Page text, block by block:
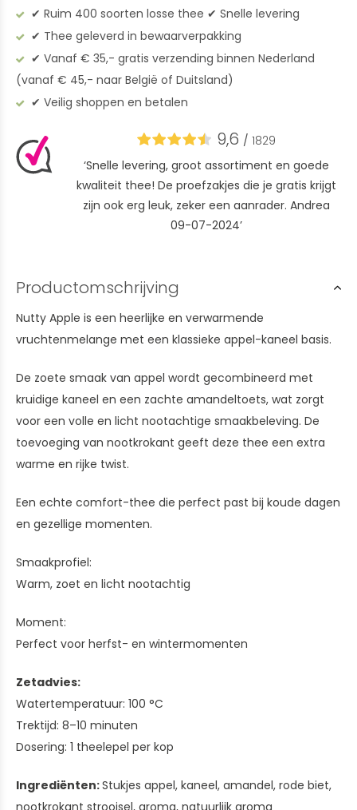
✔︎ Ruim 400 soorten losse thee ✔︎ Snelle levering
✔︎ Thee geleverd in bewaarverpakking
✔︎ Vanaf € 35,- gratis verzending binnen Nederland
(vanaf € 45,- naar België of Duitsland)
✔︎ Veilig shoppen en betalen
9,6 / 1829
‘Snelle levering, groot assortiment en goede
kwaliteit thee! De proefzakjes die je gratis krijgt
zijn ook erg leuk, zeker een aanrader. Andrea
09-07-2024’
Productomschrijving
Nutty Apple is een heerlijke en verwarmende
vruchtenmelange met een klassieke appel-kaneel basis.
De zoete smaak van appel wordt gecombineerd met
kruidige kaneel en een zachte amandeltoets, wat zorgt
voor een volle en licht nootachtige smaakbeleving. De
toevoeging van nootkrokant geeft deze thee een extra
warme en rijke twist.
Een echte comfort-thee die perfect past bij koude dagen
en gezellige momenten.
Smaakprofiel:
Warm, zoet en licht nootachtig
Moment:
Perfect voor herfst- en wintermomenten
Zetadvies:
Watertemperatuur: 100 °C
Trektijd: 8–10 minuten
Dosering: 1 theelepel per kop
Ingrediënten:Stukjes appel, kaneel, amandel, rode biet,
nootkrokant strooisel, aroma, natuurlijk aroma